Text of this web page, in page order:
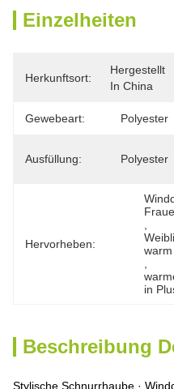
Einzelheiten
Herkunftsort:
Hergestellt
In China
Gewebeart: Polyester
Ausfüllung: Polyester
Hervorheben:
warm
in
Beschreibung
Stylische Schnurrhaube ·